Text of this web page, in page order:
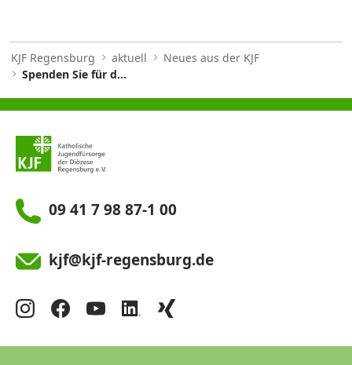
KJF Regensburg aktuell
Neues aus der KJF
Spenden Sie für die Stiftung "Für junge Menschen"
09 41 7 98 87-1 00
kjf@kjf-regensburg.de